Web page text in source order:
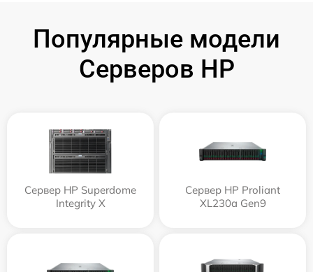
Популярные модели
Серверов HP
Сервер HP Superdome
Integrity Х
Сервер HP Proliant
XL230a Gen9